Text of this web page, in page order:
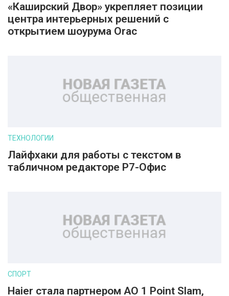
«Каширский Двор» укрепляет позиции
центра интерьерных решений с
открытием шоурума Orac
ТЕХНОЛОГИИ
Лайфхаки для работы с текстом в
табличном редакторе Р7-Офис
СПОРТ
Haier стала партнером AO 1 Point Slam,